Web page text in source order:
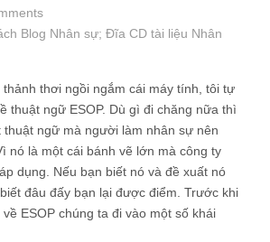
Blog Nhân sự; Đĩa CD tài liệu Nhân
thảnh thơi ngồi ngắm cái máy tính, tôi tự
thuật ngữ ESOP. Dù gì đi chăng nữa thì
thuật ngữ mà người làm nhân sự nên
nó là một cái bánh vẽ lớn mà công ty
dụng. Nếu bạn biết nó và đề xuất nó
đâu đấy bạn lại được điểm. Trước khi
ESOP chúng ta đi vào một số khái